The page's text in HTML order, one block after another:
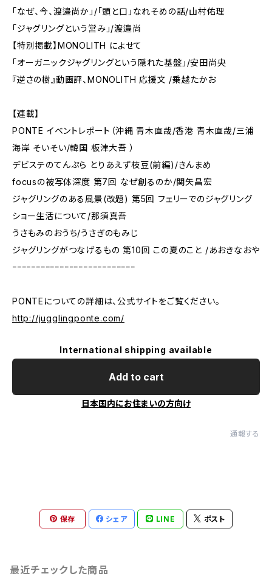
「なぜ、今、渡邉尚か」/「頭と口」なれそめの話/山村佑理
「ジャグリングという営み」/渡邉尚
【特別掲載】MONOLITH によせて
「オーガニックジャグリングという隠れた基盤」/安田尚央
『逆さの樹』動画評、MONOLITH 応援文 /乗越たかお
【連載】
PONTE イベントレポート（沖縄 青木直哉/香港 青木直哉/三浦
海岸 そいそい/韓国 板津大吾 ）
デビステのてんぷら とりあえず枝豆(前編)/きんまめ
focusの被写体深度 第7回 なぜ創るのか/関矢昌宏
ジャグリングのある風景(改題) 第5回 フェリーでのジャグリング
ショー生活について/那須真吾
うさもみのおうち/うさぎのもみじ
ジャグリングがつなげるもの 第10回 この夏のこと /あおきなおや
ｰｰｰｰｰｰｰｰｰｰｰｰｰｰｰｰｰｰｰｰｰｰｰｰｰｰ
PONTEについての詳細は、公式サイトをご覧ください。
http://jugglingponte.com/
International shipping available
Add to cart
日本国内にお住まいの方向け
通報する
保存 シェア LINE ポスト
最近チェックした商品